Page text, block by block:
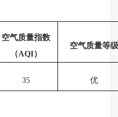
空气质量指数
（AQI）
空气质量等
35 优